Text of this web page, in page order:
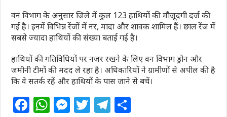
वन विभाग के अनुसार जिले में कुल 123 हाथियों की मौजूदगी दर्ज की
गई है। इनमें विभिन्न रेंजों में नर, मादा और शावक शामिल हैं। छाल रेंज में
सबसे ज्यादा हाथियों की संख्या बताई गई है।
हाथियों की गतिविधियों पर नजर रखने के लिए वन विभाग ड्रोन और
जमीनी टीमों की मदद ले रहा है। अधिकारियों ने ग्रामीणों से अपील की है
कि वे सतर्क रहें और हाथियों के पास जाने से बचें।
F W M T T